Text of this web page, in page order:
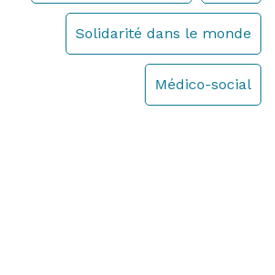
Solidarité dans le monde
Médico-social